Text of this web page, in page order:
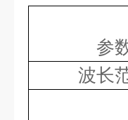
参
波长